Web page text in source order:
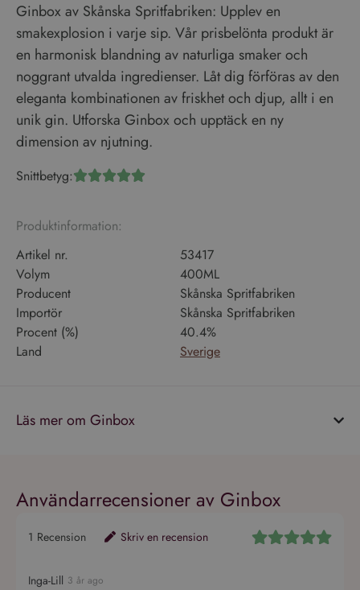
Ginbox av Skånska Spritfabriken: Upplev en
smakexplosion i varje sip. Vår prisbelönta produkt är
en harmonisk blandning av naturliga smaker och
noggrant utvalda ingredienser. Låt dig förföras av den
eleganta kombinationen av friskhet och djup, allt i en
unik gin. Utforska Ginbox och upptäck en ny
dimension av njutning.
Snittbetyg:
Produktinformation:
Artikel nr.
53417
Volym
400ML
Producent
Skånska Spritfabriken
Importör
Skånska Spritfabriken
Procent (%)
40.4%
Land
Sverige
Läs mer om Ginbox
Användarrecensioner av Ginbox
1 Recension Skriv en recension
Inga-Lill 3 år ago